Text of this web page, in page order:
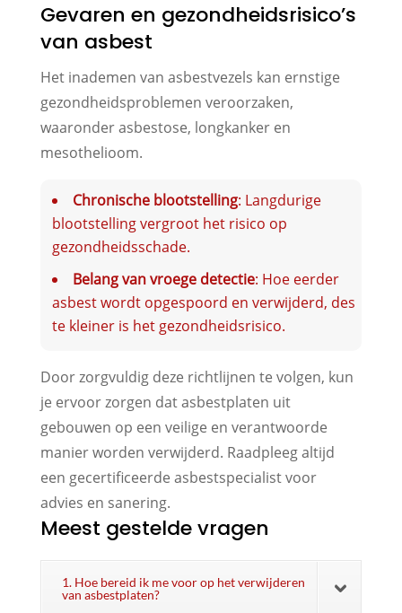
Gevaren en gezondheidsrisico’s
van asbest
Het inademen van asbestvezels kan ernstige
gezondheidsproblemen veroorzaken,
waaronder asbestose, longkanker en
mesothelioom.
Chronische blootstelling: Langdurige
blootstelling vergroot het risico op
gezondheidsschade.
Belang van vroege detectie: Hoe eerder
asbest wordt opgespoord en verwijderd, des
te kleiner is het gezondheidsrisico.
Door zorgvuldig deze richtlijnen te volgen, kun
je ervoor zorgen dat asbestplaten uit
gebouwen op een veilige en verantwoorde
manier worden verwijderd. Raadpleeg altijd
een gecertificeerde asbestspecialist voor
advies en sanering.
Meest gestelde vragen
1. Hoe bereid ik me voor op het verwijderen
van asbestplaten?